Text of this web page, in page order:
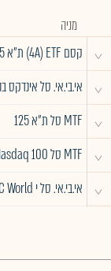
מניה
^ קסם 4A) ETF) ת"א 35
^ אי.בי.אי. סל אינדקס
^ MTF סל ת"א 125
^ MTF סל Nasdaq 100 מנוטרלת מט"ח
^ אי.בי.אי. סל י MSCI AC World